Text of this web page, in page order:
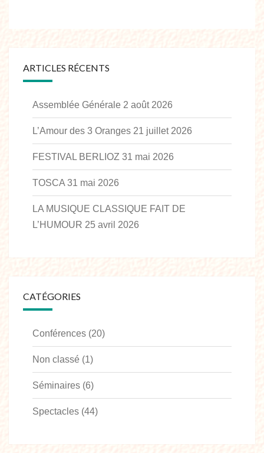
ARTICLES RÉCENTS
Assemblée Générale 2 août 2026
L’Amour des 3 Oranges 21 juillet 2026
FESTIVAL BERLIOZ 31 mai 2026
TOSCA 31 mai 2026
LA MUSIQUE CLASSIQUE FAIT DE
L’HUMOUR 25 avril 2026
CATÉGORIES
Conférences (20)
Non classé (1)
Séminaires (6)
Spectacles (44)